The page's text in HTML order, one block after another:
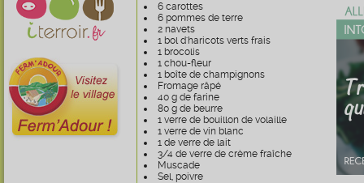
6 carottes
6 pommes de terre
2 navets
1 bol d'haricots verts frais
1 brocolis
1 chou-fleur
1 boîte de champignons
Fromage râpé
40 g de farine
80 g de beurre
1 verre de bouillon de volaille
1 verre de vin blanc
1 de verre de lait
3/4 de verre de crème fraîche
Muscade
Sel, poivre